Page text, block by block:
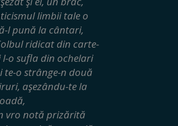
limbii tale o
l pună la cântari,
ridicat din carte-
l-o sufla din ochelari
te-o strânge-n două
aşezându-te la
vro notă prizărită